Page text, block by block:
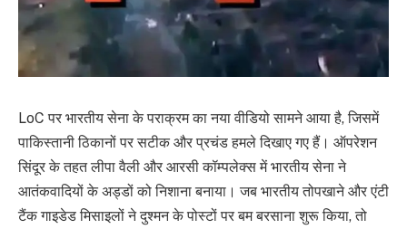
LoC पर भारतीय सेना के पराक्रम का नया वीडियो सामने आया है, जिसमें
पाकिस्तानी ठिकानों पर सटीक और प्रचंड हमले दिखाए गए हैं। ऑपरेशन
सिंदूर के तहत लीपा वैली और आरसी कॉम्पलेक्स में भारतीय सेना ने
आतंकवादियों के अड्डों को निशाना बनाया। जब भारतीय तोपखाने और एंटी
टैंक गाइडेड मिसाइलों ने दुश्मन के पोस्टों पर बम बरसाना शुरू किया, तो